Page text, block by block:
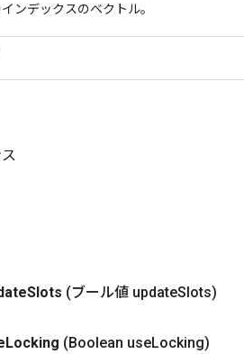
ンデックスのベクトル。
Slots (ブール値 updateSlots)
Locking (Boolean useLocking)